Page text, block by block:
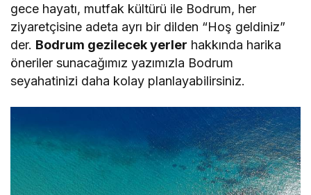
gece hayatı, mutfak kültürü ile Bodrum, her
ziyaretçisine adeta ayrı bir dilden “Hoş geldiniz”
der. Bodrum gezilecek yerler hakkında harika
öneriler sunacağımız yazımızla Bodrum
seyahatinizi daha kolay planlayabilirsiniz.